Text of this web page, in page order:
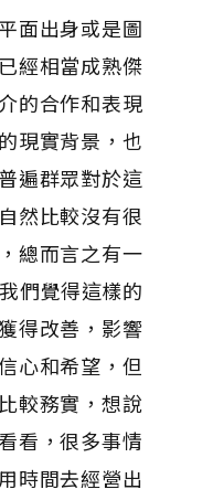
面出身或是圖
經相當成熟傑
的合作和表現
現實背景，也
遍群眾對於這
然比較沒有很
總而言之有一
們覺得這樣的
得改善，影響
心和希望，但
較務實，想說
看，很多事情
時間去經營出